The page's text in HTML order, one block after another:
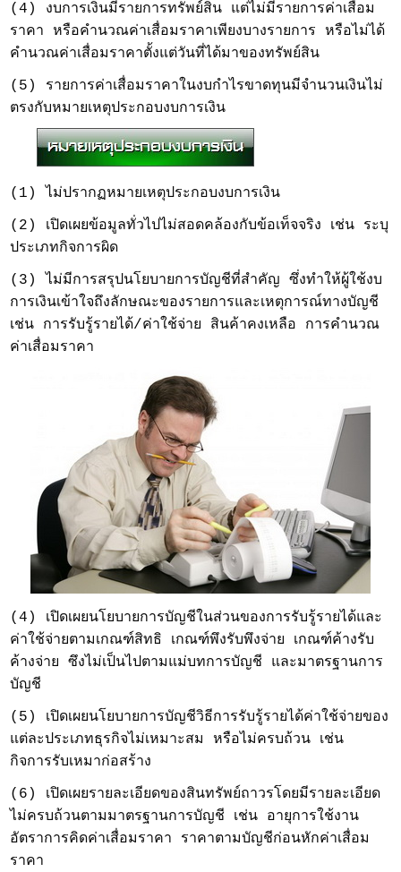
(4) งบการเงินมีรายการทรัพย์สิน แต่ไม่มีรายการค่าเสื่อม
ราคา หรือคำนวณค่าเสื่อมราคาเพียงบางรายการ หรือไม่ได้
คำนวณค่าเสื่อมราคาตั้งแต่วันที่ได้มาของทรัพย์สิน
(5) รายการค่าเสื่อมราคาในงบกำไรขาดทุนมีจำนวนเงินไม่
ตรงกับหมายเหตุประกอบงบการเงิน
(1) ไม่ปรากฏหมายเหตุประกอบงบการเงิน
(2) เปิดเผยข้อมูลทั่วไปไม่สอดคล้องกับข้อเท็จจริง เช่น ระบุ
ประเภทกิจการผิด
(3) ไม่มีการสรุปนโยบายการบัญชีที่สำคัญ ซึ่งทำให้ผู้ใช้งบ
การเงินเข้าใจถึงลักษณะของรายการและเหตุการณ์ทางบัญชี
เช่น การรับรู้รายได้/ค่าใช้จ่าย สินค้าคงเหลือ การคำนวณ
ค่าเสื่อมราคา
(4) เปิดเผยนโยบายการบัญชีในส่วนของการรับรู้รายได้และ
ค่าใช้จ่ายตามเกณฑ์สิทธิ เกณฑ์พึงรับพึงจ่าย เกณฑ์ค้างรับ
ค้างจ่าย ซึงไม่เป็นไปตามแม่บทการบัญชี และมาตรฐานการ
บัญชี
(5) เปิดเผยนโยบายการบัญชีวิธีการรับรู้รายได้ค่าใช้จ่ายของ
แต่ละประเภทธุรกิจไม่เหมาะสม หรือไม่ครบถ้วน เช่น
กิจการรับเหมาก่อสร้าง
(6) เปิดเผยรายละเอียดของสินทรัพย์ถาวรโดยมีรายละเอียด
ไม่ครบถ้วนตามมาตรฐานการบัญชี เช่น อายุการใช้งาน
อัตราการคิดค่าเสื่อมราคา ราคาตามบัญชีก่อนหักค่าเสื่อม
ราคา